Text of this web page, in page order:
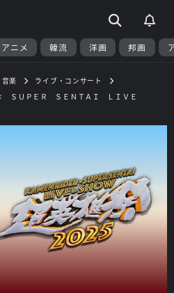
アニメ 韓流 洋画 邦画
音楽
ライブ・コンサート
ＳＵＰＥＲ ＳＥＮＴＡＩ ＬＩＶＥ